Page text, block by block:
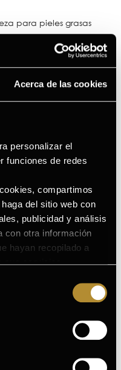
Acerca de las cookies
personalizar el
funciones de redes
compartimos
del sitio web con
publicidad y análisis
con otra información
hayan recopilado a
sus servicios.
para pieles grasas
INMEDIATA
. Esta crema
radiante y luminoso
jóvenes también
forma de que estén